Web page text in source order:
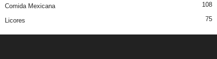
Comida Mexicana 108
Licores 75